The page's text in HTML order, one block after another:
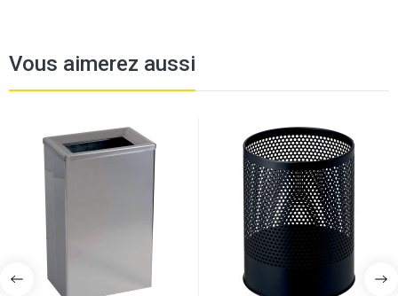
Vous aimerez aussi